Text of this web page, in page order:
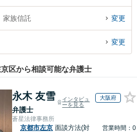
で家族信託を法律相談できる京都市左京区内
でお困りの相談者さんにおすすめです。
家族信託 変更
変更
区から相談可能な弁護士
永木 友雪
弁護士
インタビュ
ーを見る
大阪府
蒼星法律事務所
京都市左京 面談方法(対
営業時間：0